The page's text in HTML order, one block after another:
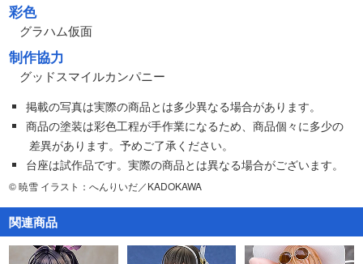
彩色
グラハム仮面
制作協力
グッドスマイルカンパニー
掲載の写真は実際の商品とは多少異なる場合があります。
商品の塗装は彩色工程が手作業になるため、商品個々に多少の
差異があります。予めご了承ください。
台座は試作品です。実際の商品とは異なる場合がございます。
© 暁雪 イラスト：へんりいだ／KADOKAWA
関連商品